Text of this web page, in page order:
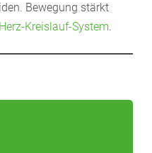
Bewegung stärkt
Herz-Kreislauf-System.